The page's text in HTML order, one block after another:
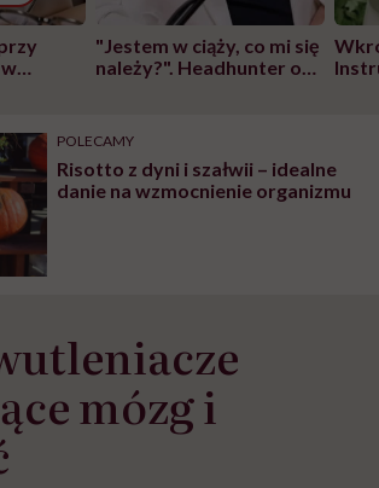
"Jestem w ciąży, co mi się
należy?". Headhunter o
pracy
POLECAMY
Risotto z dyni i szałwii – idealne
danie na wzmocnienie organizmu
mózg i